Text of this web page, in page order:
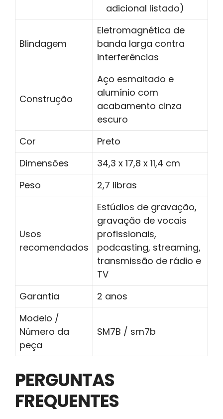
adicional listado)
Blindagem
Eletromagnética de
banda larga contra
interferências
Construção
Aço esmaltado e
alumínio com
acabamento cinza
escuro
Cor
Preto
Dimensões
34,3 x 17,8 x 11,4 cm
Peso
2,7 libras
Usos
recomendados
Estúdios de gravação,
gravação de vocais
profissionais,
podcasting, streaming,
transmissão de rádio e
TV
Garantia
2 anos
Modelo /
Número da
peça
SM7B / sm7b
PERGUNTAS
FREQUENTES